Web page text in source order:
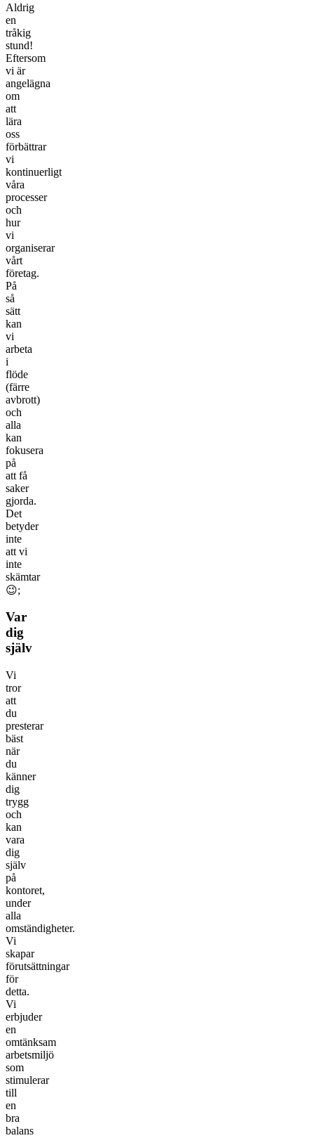
Aldrig
en
tråkig
stund!
Eftersom
vi är
angelägna
om
att
lära
oss
förbättrar
vi
kontinuerligt
våra
processer
och
hur
vi
organiserar
vårt
företag.
På
så
sätt
kan
vi
arbeta
i
flöde
(färre
avbrott)
och
alla
kan
fokusera
på
att få
saker
gjorda.
Det
betyder
inte
att vi
inte
skämtar
😉;
Var
dig
själv
Vi
tror
att
du
presterar
bäst
när
du
känner
dig
trygg
och
kan
vara
dig
själv
på
kontoret,
under
alla
omständigheter.
Vi
skapar
förutsättningar
för
detta.
Vi
erbjuder
en
omtänksam
arbetsmiljö
som
stimulerar
till
en
bra
balans